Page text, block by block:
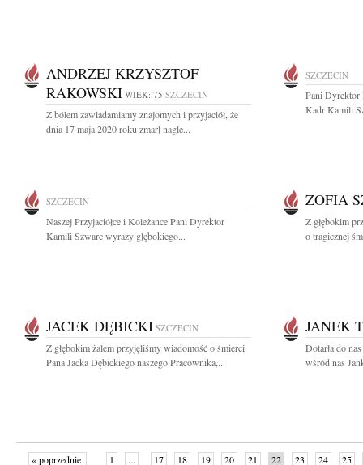
ANDRZEJ KRZYSZTOF
RAKOWSKI WIEK: 75 SZCZECIN
Z bólem zawiadamiamy znajomych i przyjaciół, że
dnia 17 maja 2020 roku zmarł nagle...
SZCZECIN
Pani Dyrektor
Kadr Kamili
SZCZECIN
Naszej Przyjaciółce i Koleżance Pani Dyrektor
Kamili Szwarc wyrazy głębokiego...
ZOFIA
Z głębokim
o tragicznej
JACEK DĘBICKI SZCZECIN
Z głębokim żalem przyjęliśmy wiadomość o śmierci
Pana Jacka Dębickiego naszego Pracownika,...
JANEK
Dotarła do
wśród nas
« poprzednie 1 ... 17 18 19 20 21 22 23 24 25